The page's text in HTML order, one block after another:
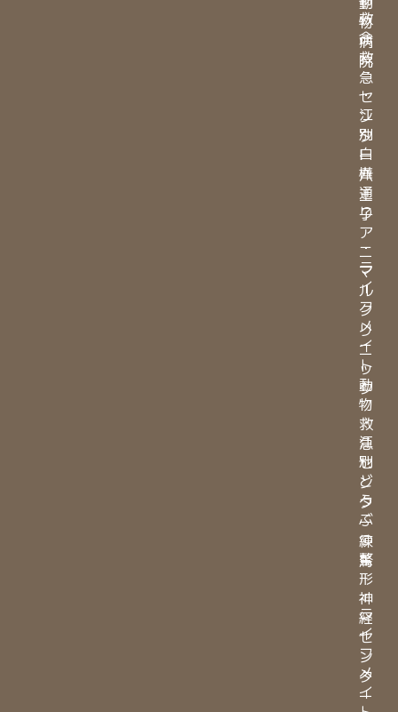
物
病
院
・
江
別
白
樺
通
り
ア
ニ
マ
ル
ク
リ
ニ
ッ
ク
・
江
別
ど
う
ぶ
つ
整
形
神
経
セ
ン
タ
ー
救
命
救
急
セ
ン
タ
ー
八
王
子
・
ラ
イ
フ
メ
イ
ト
動
物
救
急
セ
ン
タ
ー
練
馬
・
ラ
イ
フ
メ
イ